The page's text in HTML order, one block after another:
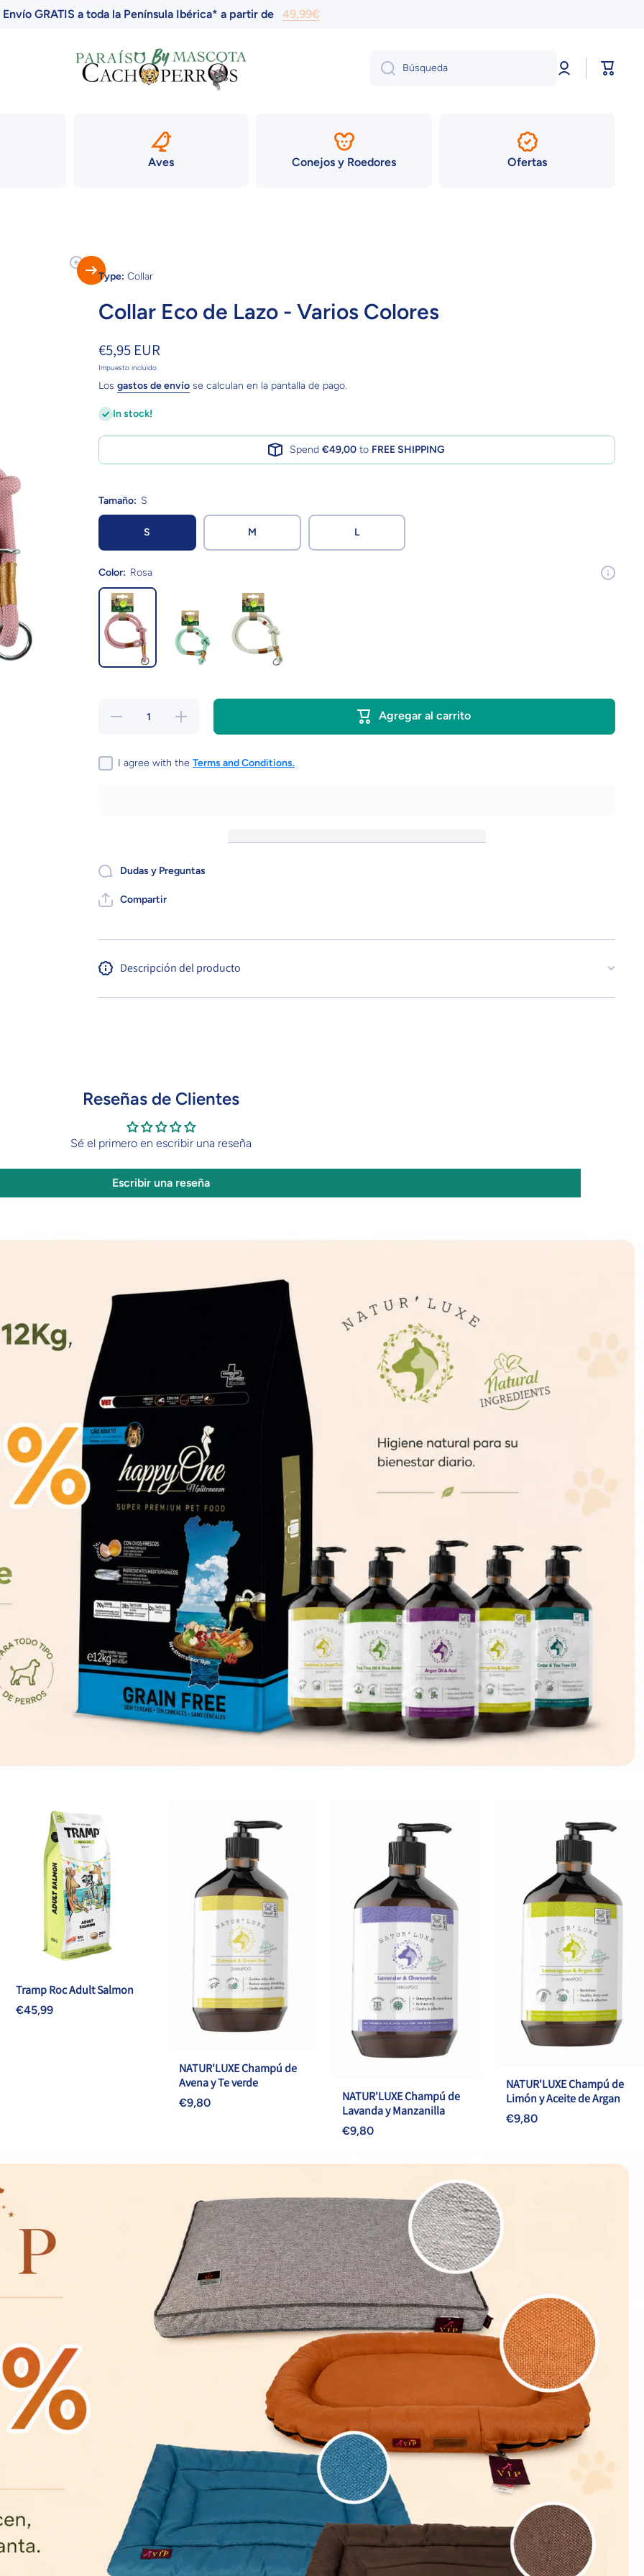
Envío GRATIS a toda la Península Ibérica* a partir de 49,99€
Búsqueda
Iniciar
sesión
Carrito
Aves Conejos y Roedores Ofertas
Type: Collar
Collar Eco de Lazo - Varios Colores
€5,95 EUR
Impuesto incluido.
Los gastos de envíose calculan en la pantalla de pago.
In stock!
Spend€49,00 to FREE SHIPPING
Tamaño: S
S M L
Color: Rosa
Reducir
Eco de
Lazo -
Aumentar
cantidad
Eco de
Lazo -
Agregar al carrito
I agree with the Terms and Conditions.
Dudas y Preguntas
Compartir
Descripción del producto
Reseñas de Clientes
Sé el primero en escribir una reseña
Escribir una reseña
Tramp Roc Adult Salmon
€45,99
NATUR'LUXE Champú de
Avena y Te verde
€9,80
NATUR'LUXE Champú de
Lavanda y Manzanilla
€9,80
NATUR'LUXE Champú de
Limón y Aceite de Argan
€9,80